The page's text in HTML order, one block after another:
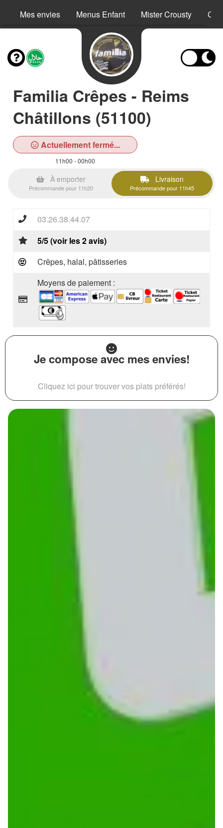
Mes envies Menus Enfant Mister Crousty
Familia Crêpes - Reims
Châtillons (51100)
Actuellement fermé...
11h00 - 00h00
À emporter
Précommande pour 11h20
Livraison
Précommande pour 11h45
03.26.38.44.07
5/5 (voir les 2 avis)
Crêpes, halal, pâtisseries
Moyens de paiement :
Je compose avec mes envies!
Cliquez ici pour trouver vos plats préférés!